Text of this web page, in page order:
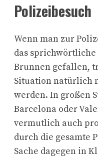
Polizeibesuch
Wenn man zur
das
Brunnen gefallen,
Situation natürlich
werden. In großen
Barcelona oder
vermutlich auch
durch die gesamte
Sache dagegen in